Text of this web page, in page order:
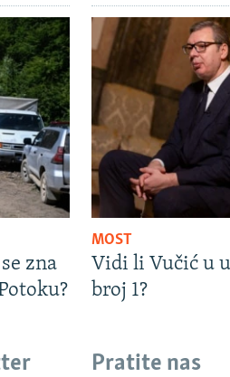
zna
MOST
Vidi li Vučić u
broj 1?
Pratite nas